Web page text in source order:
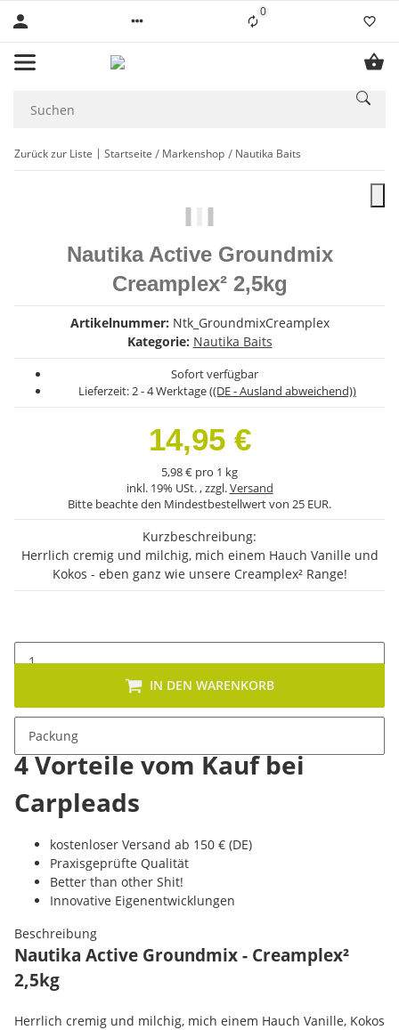
0Liste ist leer
Zurück zur Liste Startseite Markenshop Nautika Baits
Nautika Active Groundmix
Creamplex² 2,5kg
Artikelnummer: Ntk_GroundmixCreamplex
Kategorie: Nautika Baits
Sofort verfügbar
Lieferzeit:2 - 4 Werktage((DE - Ausland abweichend))
14,95 €
5,98 € pro 1 kg
inkl. 19% USt. , zzgl.Versand
Bitte beachte den Mindestbestellwert von 25 EUR.
Kurzbeschreibung:
Herrlich cremig und milchig, mich einem Hauch Vanille und
Kokos - eben ganz wie unsere Creamplex² Range!
Packung
IN DEN WARENKORB
4 Vorteile vom Kauf bei
Carpleads
kostenloser Versand ab 150 € (DE)
Praxisgeprüfte Qualität
Better than other Shit!
Innovative Eigenentwicklungen
Beschreibung
Nautika Active Groundmix - Creamplex²
2,5kg
Herrlich cremig und milchig, mich einem Hauch Vanille, Kokos